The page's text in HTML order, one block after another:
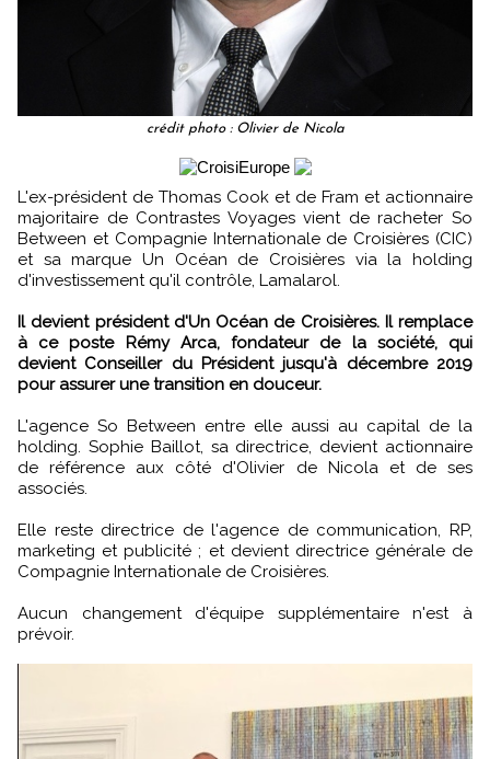
crédit photo : Olivier de Nicola
L'ex-président de Thomas Cook et de Fram et actionnaire
majoritaire de Contrastes Voyages vient de racheter So
Between et Compagnie Internationale de Croisières (CIC)
et sa marque Un Océan de Croisières via la holding
d'investissement qu'il contrôle, Lamalarol.
Il devient président d'Un Océan de Croisières. Il remplace
à ce poste Rémy Arca, fondateur de la société, qui
devient Conseiller du Président jusqu'à décembre 2019
pour assurer une transition en douceur.
L'agence So Between entre elle aussi au capital de la
holding. Sophie Baillot, sa directrice, devient actionnaire
de référence aux côté d'Olivier de Nicola et de ses
associés.
Elle reste directrice de l'agence de communication, RP,
marketing et publicité ; et devient directrice générale de
Compagnie Internationale de Croisières.
Aucun changement d'équipe supplémentaire n'est à
prévoir.